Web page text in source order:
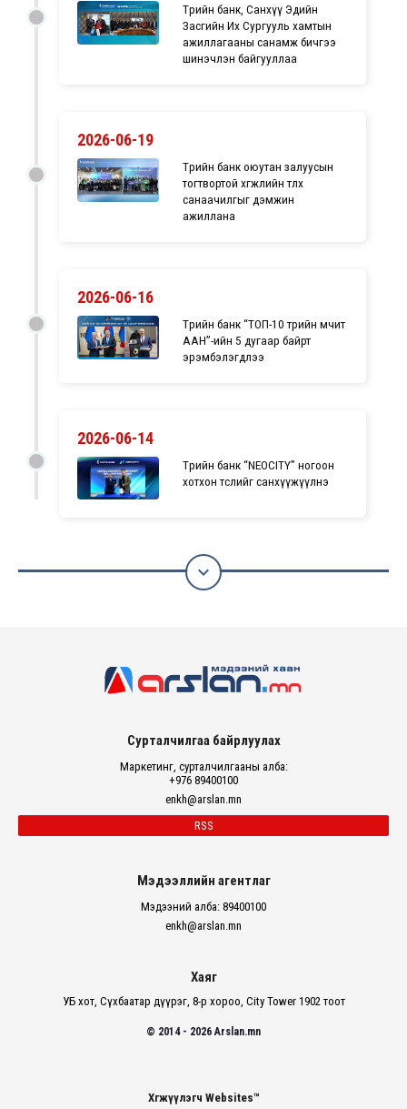
Төрийн банк, Санхүү Эдийн
Засгийн Их Сургууль хамтын
ажиллагааны санамж бичгээ
шинэчлэн байгууллаа
2026-06-19
Төрийн банк оюутан залуусын
тогтвортой хөгжлийн төлөөх
санаачилгыг дэмжин
ажиллана
2026-06-16
Төрийн банк “ТОП-10 төрийн өмчит
ААН”-ийн 5 дугаар байрт
эрэмбэлэгдлээ
2026-06-14
Төрийн банк “NEOCITY” ногоон
хотхон төслийг санхүүжүүлнэ

Сурталчилгаа байрлуулах
Маркетинг, сурталчилгааны алба:
+976 89400100
enkh@arslan.mn
RSS
Мэдээллийн агентлаг
Мэдээний алба: 89400100
enkh@arslan.mn
Хаяг
УБ хот, Сүхбаатар дүүрэг, 8-р хороо, City Tower 1902 тоот
© 2014 - 2026 Arslan.mn
Хөгжүүлэгч Websites™